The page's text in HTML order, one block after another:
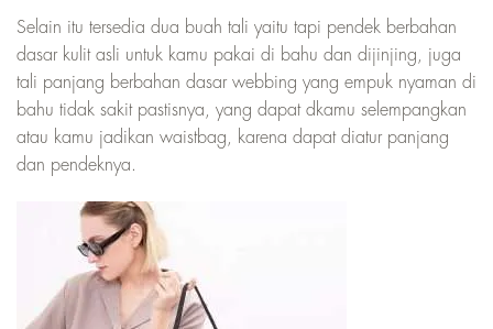
Selain itu tersedia dua buah tali yaitu tapi pendek berbahan
dasar kulit asli untuk kamu pakai di bahu dan dijinjing, juga
tali panjang berbahan dasar webbing yang empuk nyaman di
bahu tidak sakit pastisnya, yang dapat dkamu selempangkan
atau kamu jadikan waistbag, karena dapat diatur panjang
dan pendeknya.